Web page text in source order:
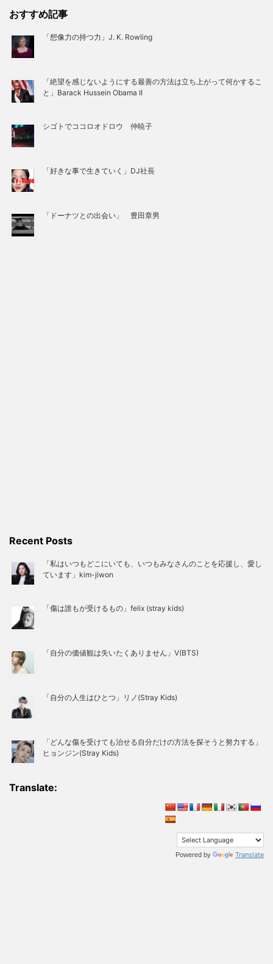
おすすめ記事
「想像力の持つ力」J. K. Rowling
「絶望を感じないようにする最善の方法は立ち上がって何かするこ
と」Barack Hussein Obama II
シゴトでココロオドロウ 仲暁子
「好きな事で生きていく」DJ社長
「ドーナツとの出会い」 豊田章男
Recent Posts
「私はいつもどこにいても、いつもみなさんのことを応援し、愛し
ています」kim-jiwon
「傷は誰もが受けるもの」felix (stray kids)
「自分の価値観は失いたくありません」V(BTS)
「自分の人生はひとつ」リノ(Stray Kids)
「どんな傷を受けても治せる自分だけの方法を探そうと努力する」
ヒョンジン(Stray Kids)
Translate:
Powered by Translate